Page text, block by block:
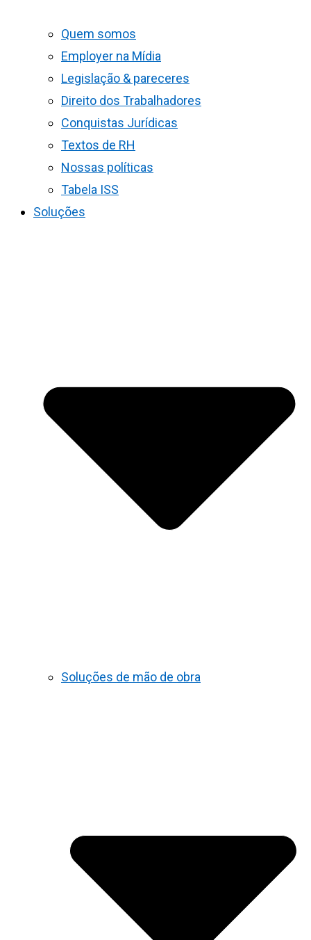
Quem somos
Employer na Mídia
Legislação & pareceres
Direito dos Trabalhadores
Conquistas Jurídicas
Textos de RH
Nossas políticas
Tabela ISS
Soluções
Soluções de mão de obra